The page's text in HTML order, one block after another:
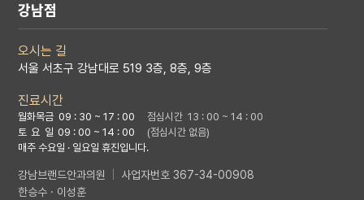
강남점
오시는 길
서울 서초구 강남대로 519 3층, 8층, 9층
진료시간
월화목금 09 : 30 ~ 17 : 00
점심시간 13 : 00 ~ 14 : 00
토 요 일 09 : 00 ~ 14 : 00
(점심시간 없음)
매주 수요일 · 일요일 휴진입니다.
강남브랜드안과의원
사업자번호 367-34-00908
한승수 · 이성훈